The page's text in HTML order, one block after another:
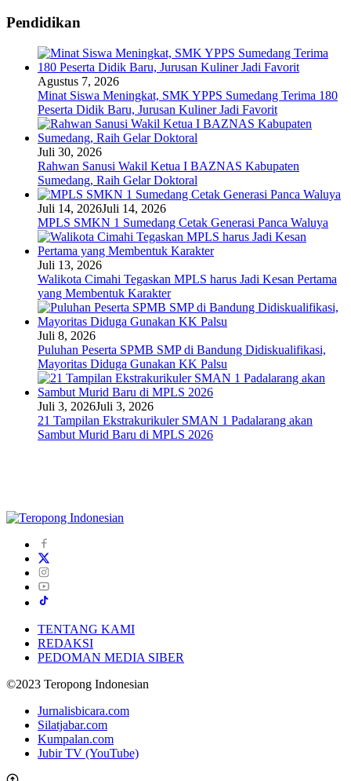
Pendidikan
Agustus 7, 2026
Minat Siswa Meningkat, SMK YPPS Sumedang Terima 180
Peserta Didik Baru, Jurusan Kuliner Jadi Favorit
Juli 30, 2026
Rahwan Sanusi Wakil Ketua I BAZNAS Kabupaten
Sumedang, Raih Gelar Doktoral
Juli 14, 2026Juli 14, 2026
MPLS SMKN 1 Sumedang Cetak Generasi Panca Waluya
Juli 13, 2026
Walikota Cimahi Tegaskan MPLS harus Jadi Kesan Pertama
yang Membentuk Karakter
Juli 8, 2026
Puluhan Peserta SPMB SMP di Bandung Didiskualifikasi,
Mayoritas Diduga Gunakan KK Palsu
Juli 3, 2026Juli 3, 2026
21 Tampilan Ekstrakurikuler SMAN 1 Padalarang akan
Sambut Murid Baru di MPLS 2026
TENTANG KAMI
REDAKSI
PEDOMAN MEDIA SIBER
©2023 Teropong Indonesian
Jurnalisbicara.com
Silatjabar.com
Kumpalan.com
Jubir TV (YouTube)